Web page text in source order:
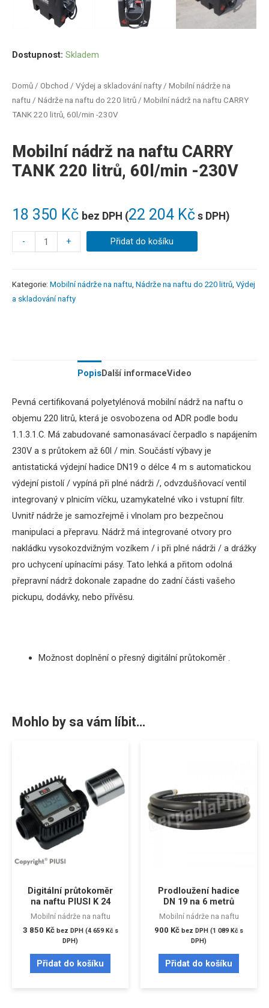
Domů / Obchod / Výdej a skladování nafty / Mobilní nádrže na
naftu / Nádrže na naftu do 220 litrů / Mobilní nádrž na naftu CARRY
TANK 220 litrů, 60l/min -230V
Mobilní nádrž na naftu CARRY
TANK 220 litrů, 60l/min -230V
18 350 Kč bez DPH (22 204 Kč s DPH)
Dostupnost: Skladem
- + Přidat do košíku
Kategorie: Mobilní nádrže na naftu Nádrže na naftu do 220 litrů Výdej
a skladování nafty
PopisDalší informaceVideo
Pevná certifikovaná polyetylénová mobilní nádrž na naftu o
objemu 220 litrů, která je osvobozena od ADR podle bodu
1.1.3.1.C. Má zabudované samonasávací čerpadlo s napájením
230V a s průtokem až 60l / min. Součástí výbavy je
antistatická výdejní hadice DN19 o délce 4 m s automatickou
výdejní pistolí / vypíná při plné nádrži /, odvzdušňovací ventil
integrovaný v plnicím víčku, uzamykatelné víko i vstupní filtr.
Uvnitř nádrže je samozřejmě i vlnolam pro bezpečnou
manipulaci a přepravu. Nádrž má integrované otvory pro
nakládku vysokozdvižným vozíkem / i při plné nádrži / a drážky
pro uchycení upínacími pásy. Tato lehká a přitom odolná
přepravní nádrž dokonale zapadne do zadní části vašeho
pickupu, dodávky, nebo přívěsu.
Možnost doplnění o přesný digitální průtokoměr .
Mohlo by sa vám líbit…
Digitální průtokoměr
na naftu PIUSI K 24
Mobilní nádrže na naftu
3 850 Kč bez DPH (4 659Kčs
DPH)
Přidat do košíku
Prodloužení hadice
DN 19 na 6 metrů
Mobilní nádrže na naftu
900 Kč bez DPH (1 089Kč s
DPH)
Přidat do košíku